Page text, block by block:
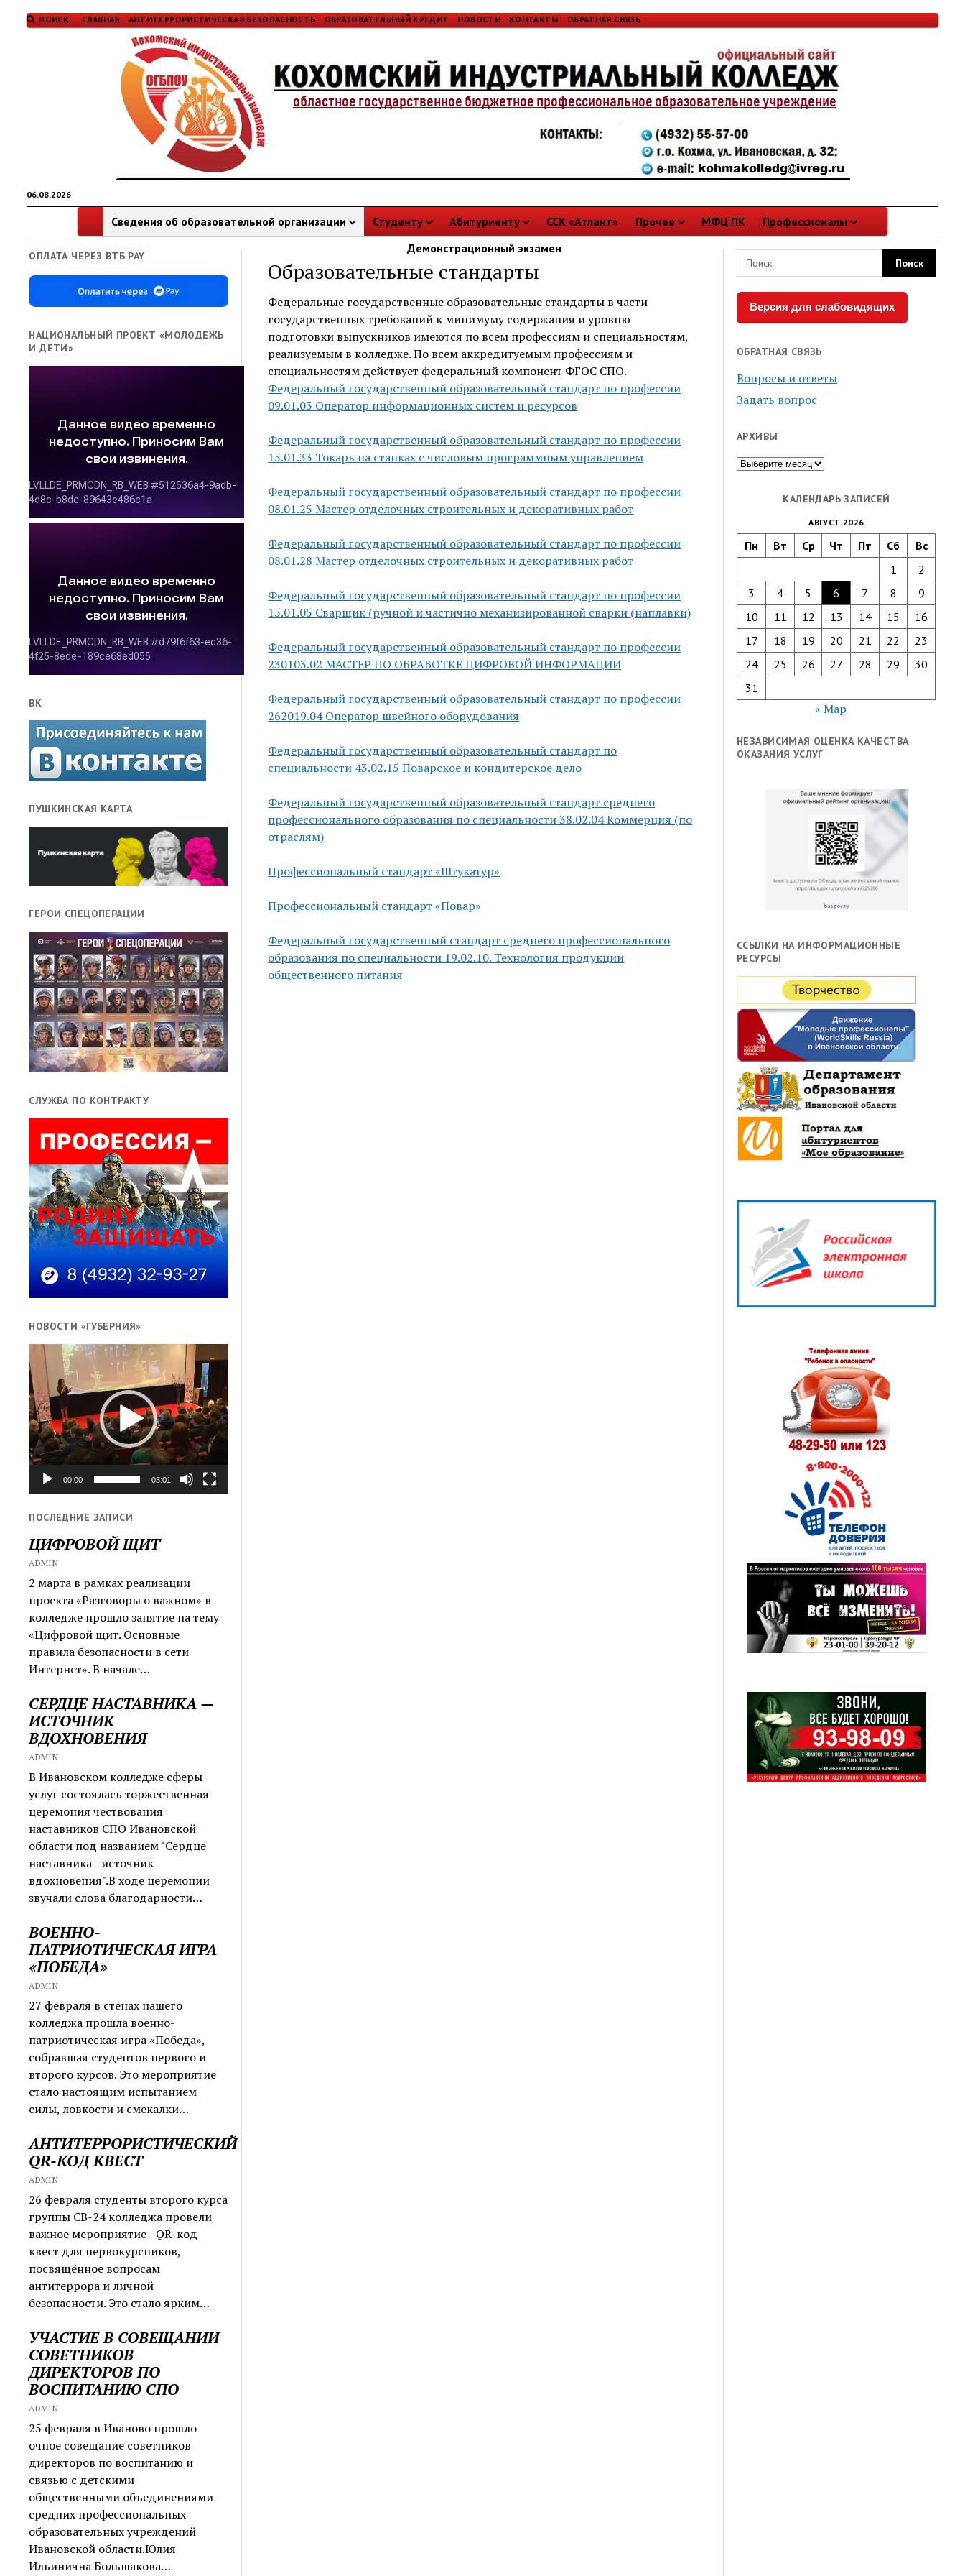
ПОИСК ГЛАВНАЯ АНТИТЕРРОРИСТИЧЕСКАЯ БЕЗОПАСНОСТЬ ОБРАЗОВАТЕЛЬНЫЙ КРЕДИТ НОВОСТИ КОНТАКТЫ ОБРАТНАЯ СВЯЗЬ
06.08.2026
Сведения об образовательной организации Студенту Абитуриенту ССК «Атлант» Прочее МФЦ ПК
Профессионалы
Демонстрационный экзамен
ОПЛАТА ЧЕРЕЗ ВТБ PAY
НАЦИОНАЛЬНЫЙ ПРОЕКТ «МОЛОДЕЖЬ
И ДЕТИ»
ВК
ПУШКИНСКАЯ КАРТА
ГЕРОИ СПЕЦОПЕРАЦИИ
СЛУЖБА ПО КОНТРАКТУ
НОВОСТИ «ГУБЕРНИЯ»
Видеоплеер
00:00 03:01
ПОСЛЕДНИЕ ЗАПИСИ
ЦИФРОВОЙ ЩИТ
ADMIN
2 марта в рамках реализации
проекта «Разговоры о важном» в
колледже прошло занятие на тему
«Цифровой щит. Основные
правила безопасности в сети
Интернет». В начале…
СЕРДЦЕ НАСТАВНИКА —
ИСТОЧНИК
ВДОХНОВЕНИЯ
ADMIN
В Ивановском колледже сферы
услуг состоялась торжественная
церемония чествования
наставников СПО Ивановской
области под названием "Сердце
наставника - источник
вдохновения".В ходе церемонии
звучали слова благодарности…
ВОЕННО-
ПАТРИОТИЧЕСКАЯ ИГРА
«ПОБЕДА»
ADMIN
27 февраля в стенах нашего
колледжа прошла военно-
патриотическая игра «Победа»,
собравшая студентов первого и
второго курсов. Это мероприятие
стало настоящим испытанием
силы, ловкости и смекалки…
АНТИТЕРРОРИСТИЧЕСКИЙ
QR-КОД КВЕСТ
ADMIN
26 февраля студенты второго курса
группы СВ-24 колледжа провели
важное мероприятие - QR-код
квест для первокурсников,
посвящённое вопросам
антитеррора и личной
безопасности. Это стало ярким…
УЧАСТИЕ В СОВЕЩАНИИ
СОВЕТНИКОВ
ДИРЕКТОРОВ ПО
ВОСПИТАНИЮ СПО
ADMIN
25 февраля в Иваново прошло
очное совещание советников
директоров по воспитанию и
связью с детскими
общественными объединениями
средних профессиональных
образовательных учреждений
Ивановской области.Юлия
Ильинична Большакова…
Образовательные стандарты
Федеральные государственные образовательные стандарты в части
государственных требований к минимуму содержания и уровню
подготовки выпускников имеются по всем профессиям и специальностям,
реализуемым в колледже. По всем аккредитуемым профессиям и
специальностям действует федеральный компонент ФГОС СПО.
Федеральный государственный образовательный стандарт по профессии
09.01.03 Оператор информационных систем и ресурсов
Федеральный государственный образовательный стандарт по профессии
15.01.33 Токарь на станках с числовым программным управлением
Федеральный государственный образовательный стандарт по профессии
08.01.25 Мастер отделочных строительных и декоративных работ
Федеральный государственный образовательный стандарт по профессии
08.01.28 Мастер отделочных строительных и декоративных работ
Федеральный государственный образовательный стандарт по профессии
15.01.05 Сварщик (ручной и частично механизированной сварки (наплавки)
Федеральный государственный образовательный стандарт по профессии
230103.02 МАСТЕР ПО ОБРАБОТКЕ ЦИФРОВОЙ ИНФОРМАЦИИ
Федеральный государственный образовательный стандарт по профессии
262019.04 Оператор швейного оборудования
Федеральный государственный образовательный стандарт по
специальности 43.02.15 Поварское и кондитерское дело
Федеральный государственный образовательный стандарт среднего
профессионального образования по специальности 38.02.04 Коммерция (по
отраслям)
Профессиональный стандарт «Штукатур»
Профессиональный стандарт «Повар»
Федеральный государственный стандарт среднего профессионального
образования по специальности 19.02.10. Технология продукции
общественного питания
Версия для слабовидящих
ОБРАТНАЯ СВЯЗЬ
Вопросы и ответы
Задать вопрос
АРХИВЫ
Архивы
КАЛЕНДАРЬ ЗАПИСЕЙ
АВГУСТ 2026
Пн Вт Ср Чт Пт Сб
Вс
1
2
3
4 5 6 7 8
9
10
11 12 13 14 15
16
17
18 19 20 21 22
23
24
25 26 27 28 29
30
31
« Мар
НЕЗАВИСИМАЯ ОЦЕНКА КАЧЕСТВА
ОКАЗАНИЯ УСЛУГ
ССЫЛКИ НА ИНФОРМАЦИОННЫЕ
РЕСУРСЫ